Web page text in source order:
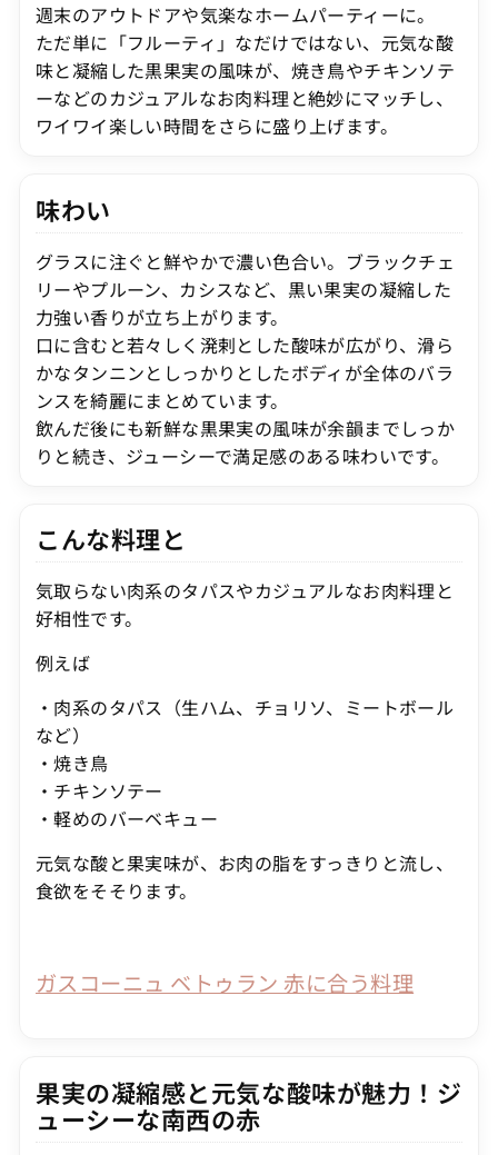
週末のアウトドアや気楽なホームパーティーに。
ただ単に「フルーティ」なだけではない、元気な酸
味と凝縮した黒果実の風味が、焼き鳥やチキンソテ
ーなどのカジュアルなお肉料理と絶妙にマッチし、
ワイワイ楽しい時間をさらに盛り上げます。
味わい
グラスに注ぐと鮮やかで濃い色合い。ブラックチェ
リーやプルーン、カシスなど、黒い果実の凝縮した
力強い香りが立ち上がります。
口に含むと若々しく溌剌とした酸味が広がり、滑ら
かなタンニンとしっかりとしたボディが全体のバラ
ンスを綺麗にまとめています。
飲んだ後にも新鮮な黒果実の風味が余韻までしっか
りと続き、ジューシーで満足感のある味わいです。
こんな料理と
気取らない肉系のタパスやカジュアルなお肉料理と
好相性です。
例えば
・肉系のタパス（生ハム、チョリソ、ミートボール
など）
・焼き鳥
・チキンソテー
・軽めのバーベキュー
元気な酸と果実味が、お肉の脂をすっきりと流し、
食欲をそそります。
ガスコーニュ ベトゥラン 赤に合う料理
果実の凝縮感と元気な酸味が魅力！ジ
ューシーな南西の赤